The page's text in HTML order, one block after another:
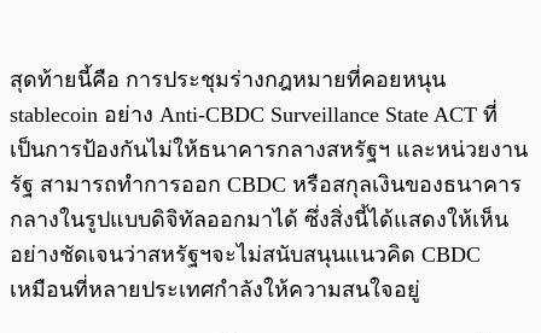
สุดท้ายนี้คือ การประชุมร่างกฎหมายที่คอยหนุน
stablecoin อย่าง Anti-CBDC Surveillance State ACT ที่
เป็นการป้องกันไม่ให้ธนาคารกลางสหรัฐฯ และหน่วยงาน
รัฐ สามารถทำการออก CBDC หรือสกุลเงินของธนาคาร
กลางในรูปแบบดิจิทัลออกมาได้ ซึ่งสิ่งนี้ได้แสดงให้เห็น
อย่างชัดเจนว่าสหรัฐฯจะไม่สนับสนุนแนวคิด CBDC
เหมือนที่หลายประเทศกำลังให้ความสนใจอยู่